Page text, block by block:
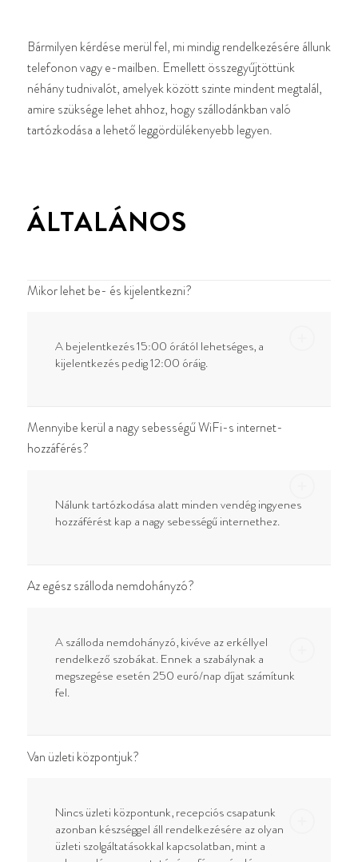
Bármilyen kérdése merül fel, mi mindig rendelkezésére állunk
telefonon vagy e-mailben. Emellett összegyűjtöttünk
néhány tudnivalót, amelyek között szinte mindent megtalál,
amire szüksége lehet ahhoz, hogy szállodánkban való
tartózkodása a lehető leggördülékenyebb legyen.
ÁLTALÁNOS
Mikor lehet be- és kijelentkezni?
A bejelentkezés 15:00 órától lehetséges, a
kijelentkezés pedig 12:00 óráig.
Mennyibe kerül a nagy sebességű WiFi-s internet-
hozzáférés?
Nálunk tartózkodása alatt minden vendég ingyenes
hozzáférést kap a nagy sebességű internethez.
Az egész szálloda nemdohányzó?
A szálloda nemdohányzó, kivéve az erkéllyel
rendelkező szobákat. Ennek a szabálynak a
megszegése esetén 250 euró/nap díjat számítunk
fel.
Van üzleti központjuk?
Nincs üzleti központunk, recepciós csapatunk
azonban készséggel áll rendelkezésére az olyan
üzleti szolgáltatásokkal kapcsolatban, mint a